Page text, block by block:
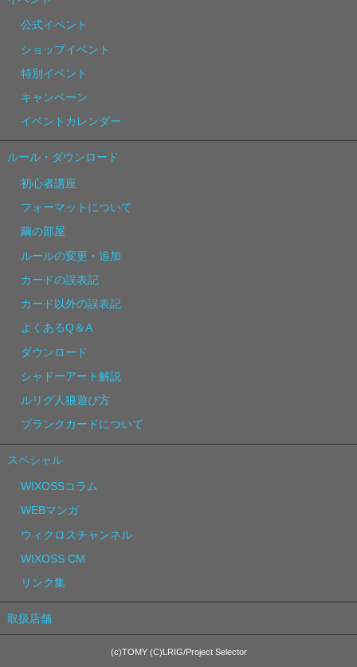
公式イベント
ショップイベント
特別イベント
キャンペーン
イベントカレンダー
ルール・ダウンロード
初心者講座
フォーマットについて
繭の部屋
ルールの変更・追加
カードの誤表記
カード以外の誤表記
よくあるQ＆A
ダウンロード
シャドーアート解説
ルリグ人狼遊び方
ブランクカードについて
スペシャル
WIXOSSコラム
WEBマンガ
ウィクロスチャンネル
WIXOSS CM
リンク集
取扱店舗
(c)TOMY (C)LRIG/Project Selector